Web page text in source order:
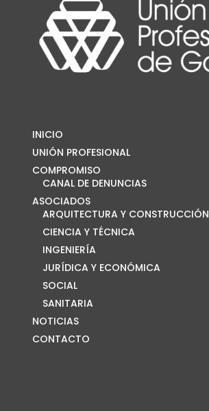
INICIO
UNIÓN PROFESIONAL
COMPROMISO
CANAL DE DENUNCIAS
ASOCIADOS
ARQUITECTURA Y CONSTRUCCIÓN
CIENCIA Y TÉCNICA
INGENIERÍA
JURÍDICA Y ECONÓMICA
SOCIAL
SANITARIA
NOTICIAS
CONTACTO